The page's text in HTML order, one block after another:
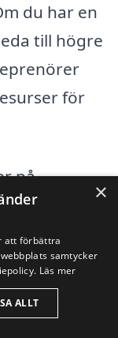
du har en
till högre
för
på
är
att
enkelt få
×
att förbättra
samtycker
Läs mer
ALLT